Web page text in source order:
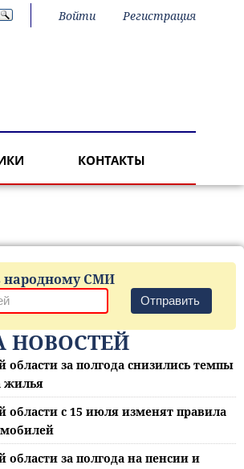
Войти Регистрация
КОНТАКТЫ
СМИ
Отправить
НОВОСТЕЙ
области за полгода снизились темпы
жилья
области с 15 июля изменят правила
области за полгода на пенсии и